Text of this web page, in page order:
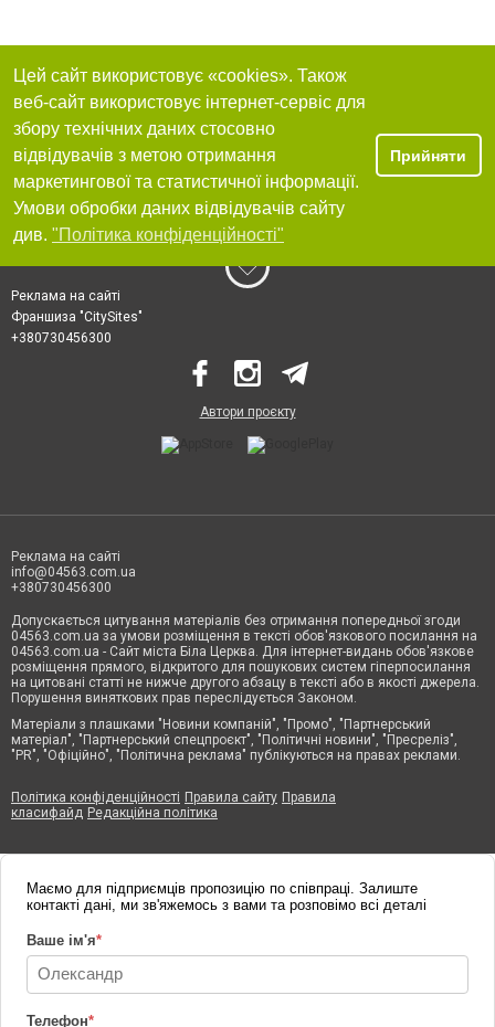
Цей сайт використовує «cookies». Також
веб-сайт використовує інтернет-сервіс для
збору технічних даних стосовно
відвідувачів з метою отримання
маркетингової та статистичної інформації.
Умови обробки даних відвідувачів сайту
див. "Політика конфіденційності"
Прийняти
Реклама на сайті
Франшиза "CitySites"
+380730456300
Автори проєкту
Реклама на сайті
info@04563.com.ua
+380730456300
Допускається цитування матеріалів без отримання попередньої згоди
04563.com.ua за умови розміщення в тексті обов'язкового посилання на
04563.com.ua - Сайт міста Біла Церква. Для інтернет-видань обов'язкове
розміщення прямого, відкритого для пошукових систем гіперпосилання
на цитовані статті не нижче другого абзацу в тексті або в якості джерела.
Порушення виняткових прав переслідується Законом.
Матеріали з плашками "Новини компаній", "Промо", "Партнерський
матеріал", "Партнерський спецпроєкт", "Політичні новини", "Пресреліз",
"PR", "Офіційно", "Політична реклама" публікуються на правах реклами.
Політика конфіденційності Правила сайту Правила
класифайд Редакційна політика
Маємо для підприємців пропозицію по співпраці. Залиште
контакті дані, ми зв'яжемось з вами та розповімо всі деталі
Ваше ім'я*
Телефон*